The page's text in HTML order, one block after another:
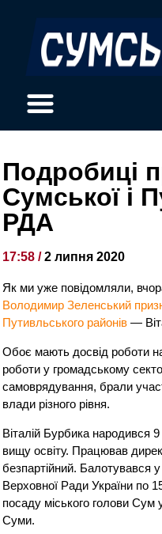
Подробиці
Сумської і
РДА
17:58 /2 липня 2020
Як ми уже повідомляли,
Володимир Зеленський
Путивльського районів —
Обоє мають досвід роботи
роботи у громадському
самоврядування, брали
влади різного рівня.
Віталій Бурбика народився
вищу освіту. Працював
безпартійний. Балотувався
Верховної Ради України по
посаду міського голови Сум
Суми.